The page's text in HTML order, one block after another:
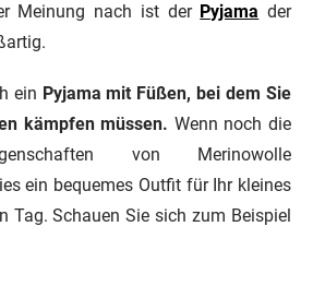
Meinung nach ist der Pyjama der
ein Pyjama mit Füßen, bei dem Sie
kämpfen müssen. Wenn noch die
von Merinowolle
ein bequemes Outfit für Ihr kleines
Tag. Schauen Sie sich zum Beispiel